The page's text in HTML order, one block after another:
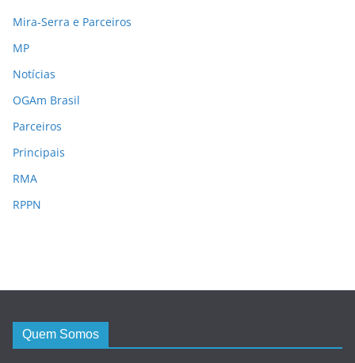
Mira-Serra e Parceiros
MP
Notícias
OGAm Brasil
Parceiros
Principais
RMA
RPPN
Quem Somos